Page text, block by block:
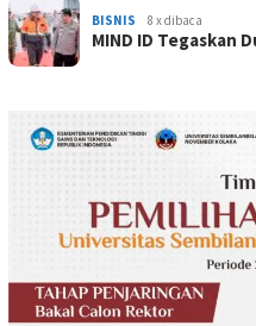
BISNIS 8 x dibaca
MIND ID Tegaskan